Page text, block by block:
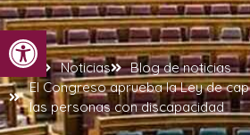
Abrir barra de
Inicio Noticias
Blog de noticias
El Congreso aprueba la Ley de
las personas con discapacidad